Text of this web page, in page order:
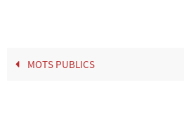
MOTS PUBLICS